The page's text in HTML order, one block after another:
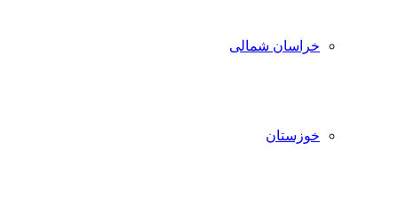
خراسان شمالی
خوزستان